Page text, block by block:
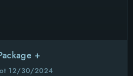
+
12/30/2024